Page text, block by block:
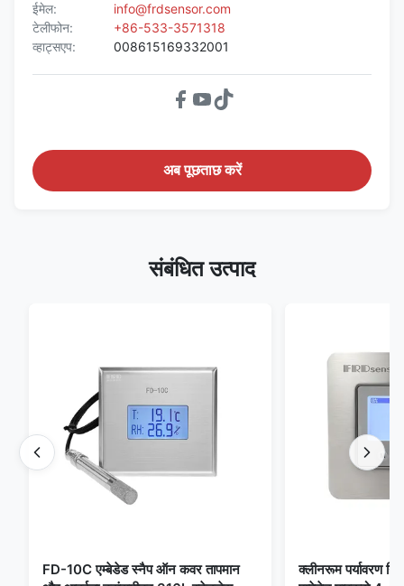
ईमेल:
info@frdsensor.com
टेलीफोन:
+86-533-3571318
व्हाट्सएप:
008615169332001
अब पूछताछ करें
संबंधित उत्पाद
FD-10C एम्बेडेड स्नैप ऑन कवर तापमान
क्लीनरूम पर्यावरण